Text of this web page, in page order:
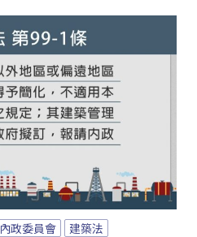
內政委員會 建築法